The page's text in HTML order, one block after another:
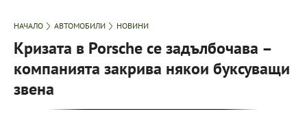
НАЧАЛО АВТОМОБИЛИ НОВИНИ
Кризата в Porsche се задълбочава –
компанията закрива някои буксуващи
звена